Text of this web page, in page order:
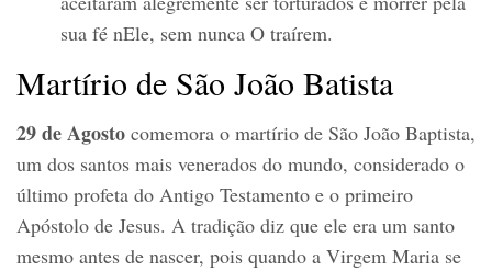
sua fé nEle, sem nunca O traírem.
Martírio de São João Batista
29 de Agosto comemora o martírio de São João Baptista,
um dos santos mais venerados do mundo, considerado o
último profeta do Antigo Testamento e o primeiro
Apóstolo de Jesus. A tradição diz que ele era um santo
mesmo antes de nascer, pois quando a Virgem Maria se